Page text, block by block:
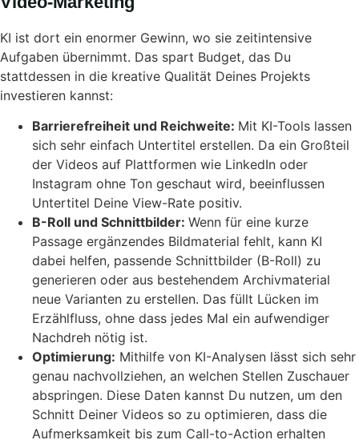
KI ist dort ein enormer Gewinn, wo sie zeitintensive
Aufgaben übernimmt. Das spart Budget, das Du
stattdessen in die kreative Qualität Deines Projekts
investieren kannst:
Barrierefreiheit und Reichweite: Mit KI-Tools lassen
sich sehr einfach Untertitel erstellen. Da ein Großteil
der Videos auf Plattformen wie LinkedIn oder
Instagram ohne Ton geschaut wird, beeinflussen
Untertitel Deine View-Rate positiv.
B-Roll und Schnittbilder: Wenn für eine kurze
Passage ergänzendes Bildmaterial fehlt, kann KI
dabei helfen, passende Schnittbilder (B-Roll) zu
generieren oder aus bestehendem Archivmaterial
neue Varianten zu erstellen. Das füllt Lücken im
Erzählfluss, ohne dass jedes Mal ein aufwendiger
Nachdreh nötig ist.
Optimierung: Mithilfe von KI-Analysen lässt sich sehr
genau nachvollziehen, an welchen Stellen Zuschauer
abspringen. Diese Daten kannst Du nutzen, um den
Schnitt Deiner Videos so zu optimieren, dass die
Aufmerksamkeit bis zum Call-to-Action erhalten